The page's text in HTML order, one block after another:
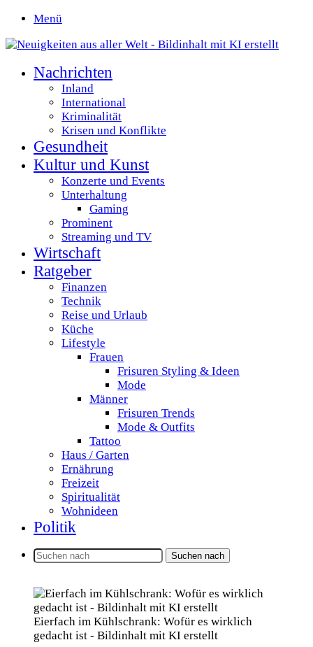
Menü
Nachrichten
Inland
International
Kriminalität
Krisen und Konflikte
Gesundheit
Kultur und Kunst
Konzerte und Events
Unterhaltung
Gaming
Prominent
Streaming und TV
Wirtschaft
Ratgeber
Finanzen
Technik
Reise und Urlaub
Küche
Lifestyle
Frauen
Frisuren Styling & Ideen
Mode
Männer
Frisuren Trends
Mode & Outfits
Tattoo
Haus / Garten
Ernährung
Freizeit
Spiritualität
Wohnideen
Politik
Suchen nach
Eierfach im Kühlschrank: Wofür es wirklich
gedacht ist - Bildinhalt mit KI erstellt